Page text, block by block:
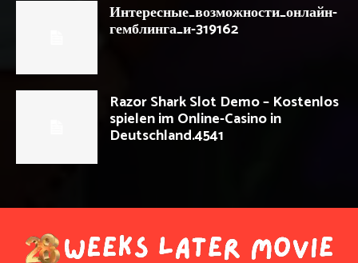
Интересные_возможности_онлайн-
гемблинга_и-319162
Razor Shark Slot Demo – Kostenlos
spielen im Online-Casino in
Deutschland.4541